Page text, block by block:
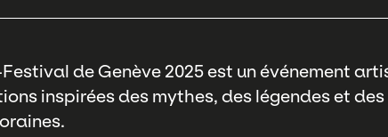
de Genève 2025 est un événement
inspirées des mythes, des légendes et